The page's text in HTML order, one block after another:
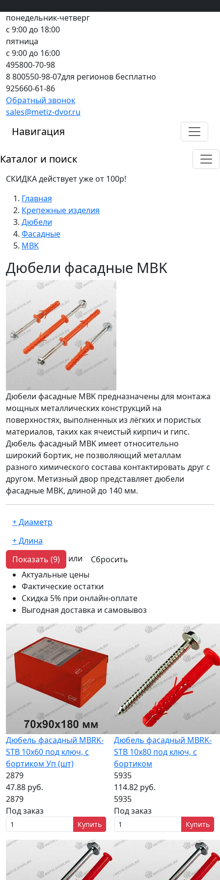
понедельник-четверг
с 9:00 до 18:00
пятница
с 9:00 до 16:00
495800-70-98
8 800550-98-07для регионов бесплатно
925660-61-86
Обратный звонок
sales@metiz-dvor.ru
Навигация
Каталог и поиск
СКИДКА действует уже от 100р!
Главная
Крепежные изделия
Дюбели
Фасадные
MBK
Дюбели фасадные MBK
Дюбели фасадные MBK предназначены для монтажа
мощных металлических конструкций на
поверхностях, выполненных из лёгких и пористых
материалов, таких как ячеистый кирпич и гипс.
Дюбель фасадный MBK имеет относительно
широкий бортик, не позволяющий металлам
разного химического состава контактировать друг с
другом. Метизный двор представляет дюбели
фасадные MBK, длиной до 140 мм.
Показать (9) или
Сбросить
Актуальные цены
Фактические остатки
Скидка 5% при онлайн-оплате
Выгодная доставка и самовывоз
Дюбель фасадный MBRK-
STB 10х60 под ключ, с
бортиком Уп (шт)
2879
47.88 руб.
2879
Под заказ
Купить
Дюбель фасадный MBRK-
STB 10х80 под ключ, с
бортиком
5935
114.82 руб.
5935
Под заказ
Купить